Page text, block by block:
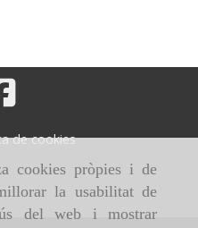
cookies pròpies i de
la usabilitat de
del web i mostrar
de cookies